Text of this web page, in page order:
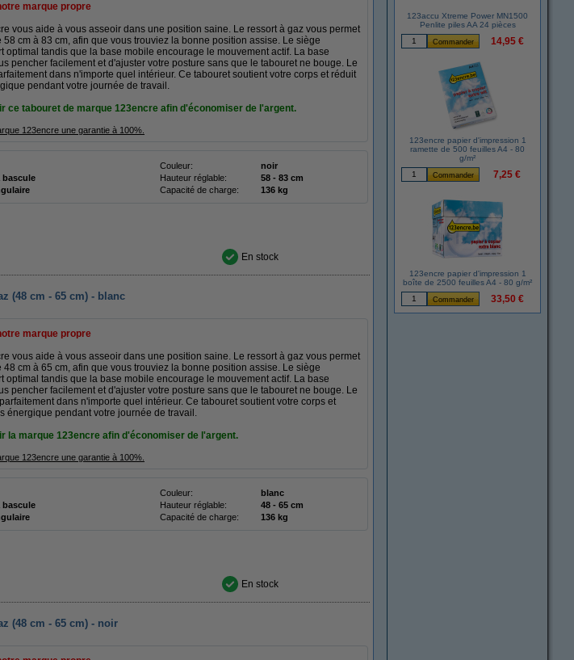
marque propre
vous aide à vous asseoir dans une position saine. Le ressort à gaz vous permet
cm à 83 cm, afin que vous trouviez la bonne position assise. Le siège
optimal tandis que la base mobile encourage le mouvement actif. La base
pencher facilement et d'ajuster votre posture sans que le tabouret ne bouge. Le
dans n'importe quel intérieur. Ce tabouret soutient votre corps et réduit
pendant votre journée de travail.
ce tabouret de marque 123encre afin d'économiser de l'argent.
123encre une garantie à 100%.
Couleur:
noir
bascule Hauteur réglable:
58 - 83 cm
Capacité de charge: 136 kg
En stock
(48 cm - 65 cm) - blanc
marque propre
vous aide à vous asseoir dans une position saine. Le ressort à gaz vous permet
cm à 65 cm, afin que vous trouviez la bonne position assise. Le siège
optimal tandis que la base mobile encourage le mouvement actif. La base
pencher facilement et d'ajuster votre posture sans que le tabouret ne bouge. Le
dans n'importe quel intérieur. Ce tabouret soutient votre corps et
énergique pendant votre journée de travail.
la marque 123encre afin d'économiser de l'argent.
123encre une garantie à 100%.
Couleur:
blanc
bascule Hauteur réglable:
48 - 65 cm
Capacité de charge: 136 kg
En stock
(48 cm - 65 cm) - noir
123accu Xtreme Power MN1500
Penlite piles AA 24 pièces
14,95 €
123encre papier d'impression 1
ramette de 500 feuilles A4 - 80
g/m²
7,25 €
123encre papier d'impression 1
boîte de 2500 feuilles A4 - 80 g/m²
33,50 €